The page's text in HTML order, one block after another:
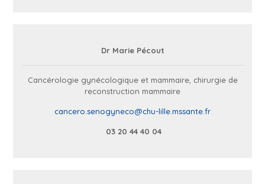
Dr Marie Pécout
Cancérologie gynécologique et mammaire, chirurgie de
reconstruction mammaire
cancero.senogyneco@chu-lille.mssante.fr
03 20 44 40 04